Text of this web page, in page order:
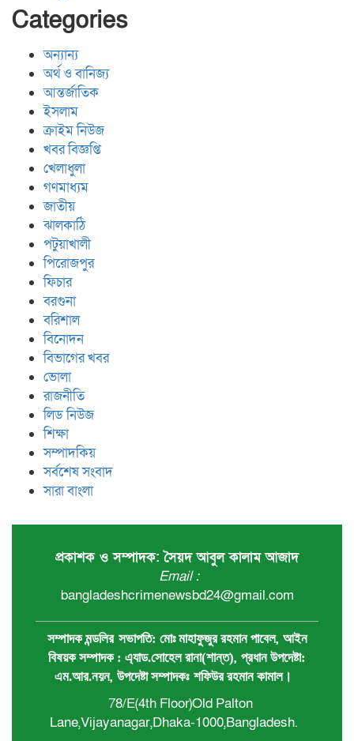
Categories
অন্যান্য
অর্থ ও বানিজ্য
আন্তর্জাতিক
ইসলাম
ক্রাইম নিউজ
খবর বিজ্ঞপ্তি
খেলাধুলা
গণমাধ্যম
জাতীয়
ঝালকাঠি
পটুয়াখালী
পিরোজপুর
ফিচার
বরগুনা
বরিশাল
বিনোদন
বিভাগের খবর
ভোলা
রাজনীতি
লিড নিউজ
শিক্ষা
সম্পাদকিয়
সর্বশেষ সংবাদ
সারা বাংলা
প্রকাশক ও সম্পাদক: সৈয়দ আবুল কালাম আজাদ
Email :
bangladeshcrimenewsbd24@gmail.com
সম্পাদক মন্ডলির সভাপতি: মোঃ মাহাফুজুর রহমান পাবেল, আইন
বিষয়ক সম্পাদক : ‍এ্যাড.সোহেল রানা(শান্ত), প্রধান ‍উপদেষ্টা:
এম.আর.নয়ন, উপদেষ্টা সম্পাদকঃ শফিউর রহমান কামাল।
78/E(4th Floor)Old Palton
Lane,Vijayanagar,Dhaka-1000,Bangladesh.